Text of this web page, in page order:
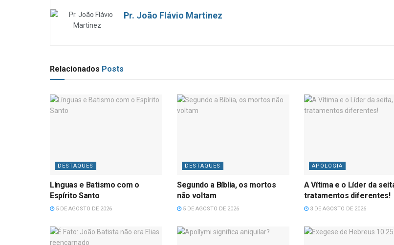
Pr. João Flávio Martinez
Relacionados Posts
DESTAQUES
Línguas e Batismo com o
Espírito Santo
5 DE AGOSTO DE 2026
DESTAQUES
Segundo a Bíblia, os mortos
não voltam
5 DE AGOSTO DE 2026
APOLOGIA
A Vítima e o Líder da
tratamentos diferentes!
3 DE AGOSTO DE 2026